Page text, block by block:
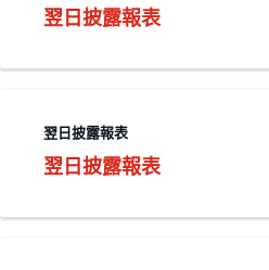
翌日披露報表
翌日披露報表
翌日披露報表